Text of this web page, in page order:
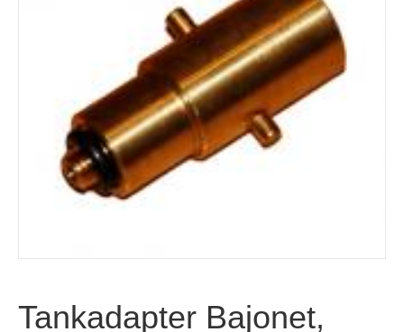
Tankadapter Bajonet,